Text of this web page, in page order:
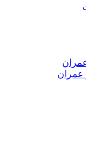
عمران